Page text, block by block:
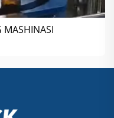
MASHINASI